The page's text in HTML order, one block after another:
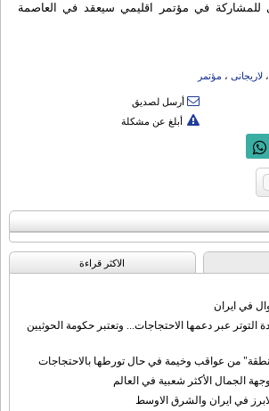
للمشاركة في مؤتمر اقليمي سيعقد في العاصمة
، لاریجانی ، مؤتمر
أرسل لصديق
أبلغ عن مشكلة
الاکثر قراءة
في ايران
التوتر عبر دعمها الاحتجاجات... وتعتبر حكومة الحوثيين
من عواقب وخيمة في حال تورطها بالاحتجاجات
الجمال الأكثر شعبية في العالم
في ايران والشرق الاوسط